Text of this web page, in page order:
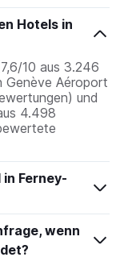
Hotels in
10 aus 3.246
Genève Aéroport
und
4.498
Ferney-
wenn